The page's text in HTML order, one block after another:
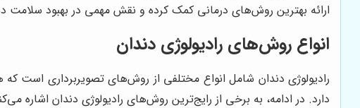
ارائه بهترین روش‌های درمانی کمک کرده و نقش مهمی در بهبود سلامت
انواع روش‌های رادیولوژی دندان
رادیولوژی دندان شامل انواع مختلفی از روش‌های تصویربرداری است
دارد. در ادامه، به برخی از رایج‌ترین روش‌های رادیولوژی دندان اشاره